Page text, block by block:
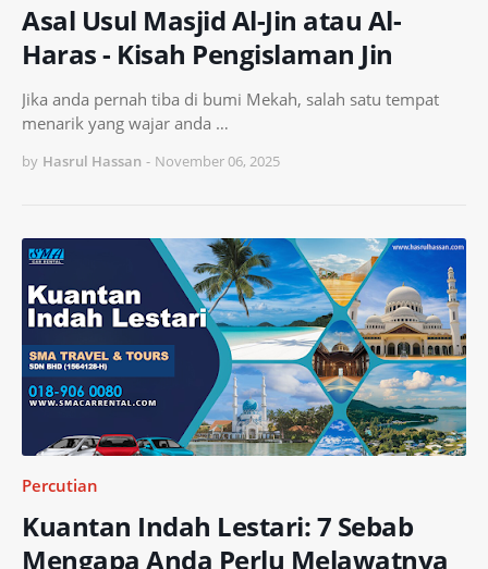
Asal Usul Masjid Al-Jin atau Al-
Haras - Kisah Pengislaman Jin
Jika anda pernah tiba di bumi Mekah, salah satu tempat
menarik yang wajar anda …
by Hasrul Hassan - November 06, 2025
Percutian
Kuantan Indah Lestari: 7 Sebab
Mengapa Anda Perlu Melawatnya